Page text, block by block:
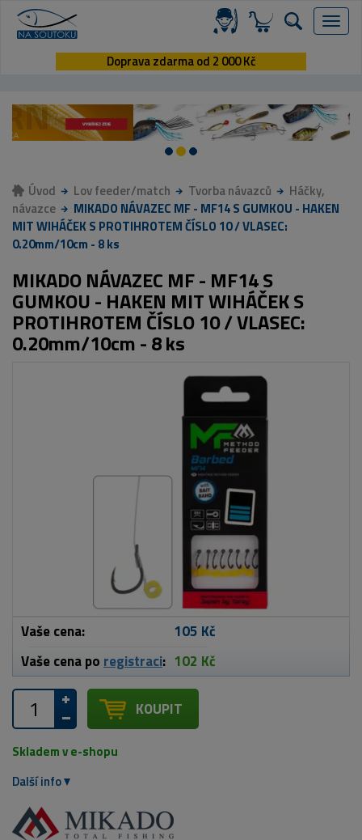
Menu
Doprava zdarma od 2 000 Kč
Úvod Lov feeder/match Tvorba návazců
Háčky,
návazce
MIKADO NÁVAZEC MF - MF14 S GUMKOU - HAKEN
MIT WIHÁČEK S PROTIHROTEM ČÍSLO 10 / VLASEC:
0.20mm/10cm - 8 ks
MIKADO NÁVAZEC MF - MF14 S
GUMKOU - HAKEN MIT WIHÁČEK S
PROTIHROTEM ČÍSLO 10 / VLASEC:
0.20mm/10cm - 8 ks
Vaše cena:
105 Kč
Vaše cena po registraci: 102 Kč
KOUPIT
Skladem v e-shopu
Další info